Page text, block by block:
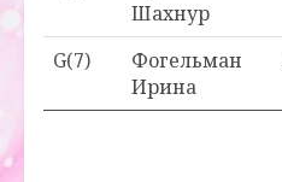
Шахнур
G(7)
Фогельман
Ирина